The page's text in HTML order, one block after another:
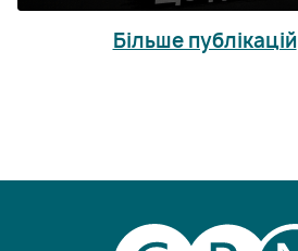
Більше публікацій